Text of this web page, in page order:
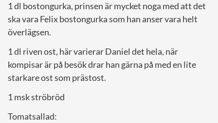
1 dl bostongurka, prinsen är mycket noga med att det
ska vara Felix bostongurka som han anser vara helt
överlägsen.
1 dl riven ost, här varierar Daniel det hela, när
kompisar är på besök drar han gärna på med en lite
starkare ost som prästost.
1 msk ströbröd
Tomatsallad: